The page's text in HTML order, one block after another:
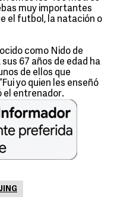
muy importantes
el futbol, la natación o
como Nido de
67 años de edad ha
de ellos que
yo quien les enseñó
el entrenador.